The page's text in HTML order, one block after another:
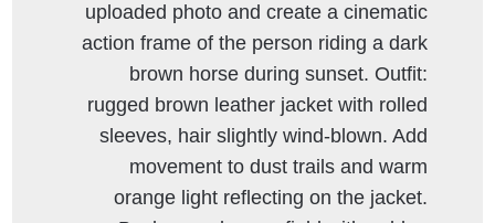
uploaded photo and create a cinematic
action frame of the person riding a dark
brown horse during sunset. Outfit:
rugged brown leather jacket with rolled
sleeves, hair slightly wind-blown. Add
movement to dust trails and warm
orange light reflecting on the jacket.